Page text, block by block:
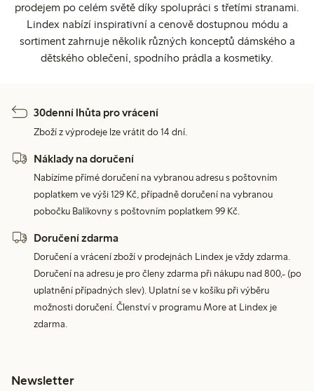
prodejem po celém světě díky spolupráci s třetími stranami.
Lindex nabízí inspirativní a cenově dostupnou módu a
sortiment zahrnuje několik různých konceptů dámského a
dětského oblečení, spodního prádla a kosmetiky.
30denní lhůta pro vrácení
Zboží z výprodeje lze vrátit do 14 dní.
Náklady na doručení
Nabízíme přímé doručení na vybranou adresu s poštovním
poplatkem ve výši 129 Kč, případně doručení na vybranou
pobočku Balíkovny s poštovním poplatkem 99 Kč.
Doručení zdarma
Doručení a vrácení zboží v prodejnách Lindex je vždy zdarma.
Doručení na adresu je pro členy zdarma při nákupu nad 800,- (po
uplatnění případných slev). Uplatní se v košíku při výběru
možnosti doručení. Členství v programu More at Lindex je
zdarma.
Newsletter